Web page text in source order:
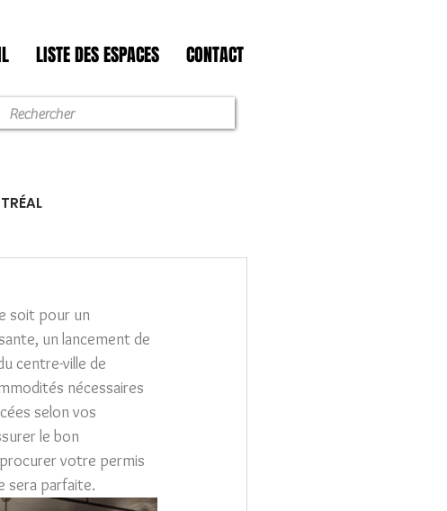
LISTE DES ESPACES CONTACT
soit pour un
un lancement de
centre-ville de
nécessaires
selon vos
le bon
votre permis
sera parfaite.